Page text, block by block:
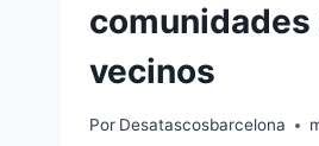
comunidades
vecinos
Por Desatascosbarcelona